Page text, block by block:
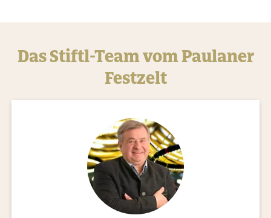
Das Stiftl-Team vom Paulaner
Festzelt